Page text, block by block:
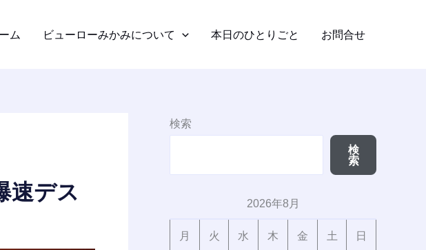
ム ビューローみかみについて 本日のひとりごと お問合せ
速デス
検索
検
索
2026年8月
月 火 水 木 金 土 日